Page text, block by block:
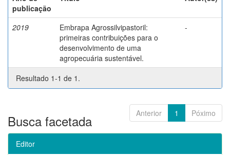
publicação
2019
Embrapa Agrossilvipastoril:
primeiras contribuições para o
desenvolvimento de uma
agropecuária sustentável.
-
Resultado 1-1 de 1.
Anterior 1 Póximo
Busca facetada
Editor